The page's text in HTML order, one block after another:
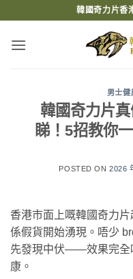
content
韓國奇力片香
男士健
韓國奇力片
睇！5招教你
POSTED ON2026
香港市面上嘅韓國奇力
係假貨開始湧現。唔少
先發現中伏——效果完全
康。